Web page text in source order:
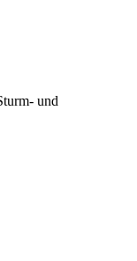
und